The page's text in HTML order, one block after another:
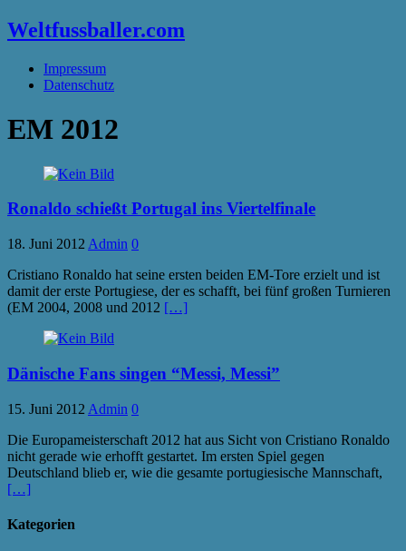
Weltfussballer.com
Impressum
Datenschutz
EM 2012
Ronaldo schießt Portugal ins Viertelfinale
18. Juni 2012 Admin 0
Cristiano Ronaldo hat seine ersten beiden EM-Tore erzielt und ist
damit der erste Portugiese, der es schafft, bei fünf großen Turnieren
(EM 2004, 2008 und 2012 […]
Dänische Fans singen “Messi, Messi”
15. Juni 2012 Admin 0
Die Europameisterschaft 2012 hat aus Sicht von Cristiano Ronaldo
nicht gerade wie erhofft gestartet. Im ersten Spiel gegen
Deutschland blieb er, wie die gesamte portugiesische Mannschaft,
[…]
Kategorien